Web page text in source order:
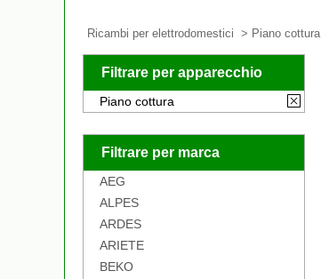
Ricambi per elettrodomestici > Piano cottura
Filtrare per apparecchio
Piano cottura
Filtrare per marca
AEG
ALPES
ARDES
ARIETE
BEKO